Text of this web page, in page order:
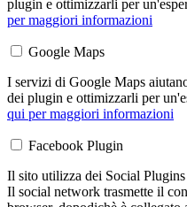
plugin e ottimizzarli per
per maggiori informazioni
Google Maps
I servizi di Google Maps
dei plugin e ottimizzarli per
qui per maggiori informazioni
Facebook Plugin
Il sito utilizza dei Social
Il social network trasmette il